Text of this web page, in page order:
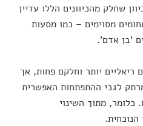
שחלק מהכיוונים הללו עדיין
מסוימים – כמו מסעות
'בן אדם'.
יותר וחלקם פחות, אך
לגבי ההתפתחות האפשרית
מתוך השינוי